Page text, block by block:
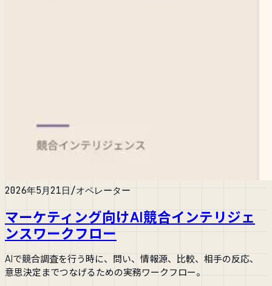
2026年5月21日 /オペレーター
マーケティング向けAI競合インテリジェ
ンスワークフロー
AIで競合調査を行う時に、問い、情報源、比較、相手の反応、
意思決定までつなげるための実務ワークフロー。